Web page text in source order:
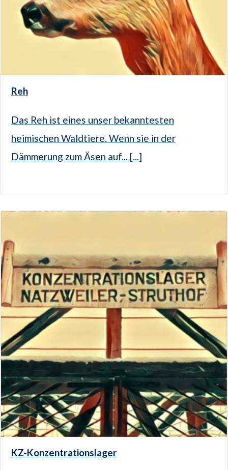
Reh
Das Reh ist eines unser bekanntesten
heimischen Waldtiere. Wenn sie in der
Dämmerung zum Äsen auf... [...]
KZ-Konzentrationslager